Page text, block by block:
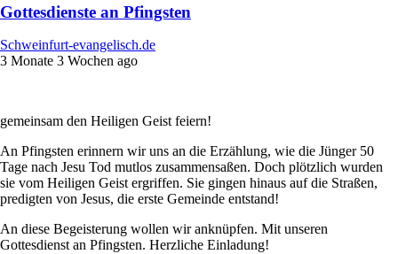
Gottesdienste an Pfingsten
Schweinfurt-evangelisch.de
3 Monate 3 Wochen ago
gemeinsam den Heiligen Geist feiern!
An Pfingsten erinnern wir uns an die Erzählung, wie die Jünger 50
Tage nach Jesu Tod mutlos zusammensaßen. Doch plötzlich wurden
sie vom Heiligen Geist ergriffen. Sie gingen hinaus auf die Straßen,
predigten von Jesus, die erste Gemeinde entstand!
An diese Begeisterung wollen wir anknüpfen. Mit unseren
Gottesdienst an Pfingsten. Herzliche Einladung!